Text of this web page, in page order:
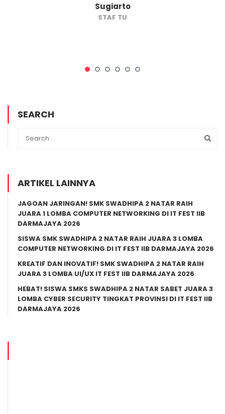
Sugiarto
STAF TU
SEARCH
ARTIKEL LAINNYA
JAGOAN JARINGAN! SMK SWADHIPA 2 NATAR RAIH
JUARA 1 LOMBA COMPUTER NETWORKING DI IT FEST IIB
DARMAJAYA 2026
SISWA SMK SWADHIPA 2 NATAR RAIH JUARA 3 LOMBA
COMPUTER NETWORKING DI IT FEST IIB DARMAJAYA 2026
KREATIF DAN INOVATIF! SMK SWADHIPA 2 NATAR RAIH
JUARA 3 LOMBA UI/UX IT FEST IIB DARMAJAYA 2026
HEBAT! SISWA SMKS SWADHIPA 2 NATAR SABET JUARA 3
LOMBA CYBER SECURITY TINGKAT PROVINSI DI IT FEST IIB
DARMAJAYA 2026